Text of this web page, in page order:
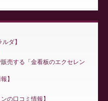
ルダ
売する「金看板のエクセレン
の口コミ情報